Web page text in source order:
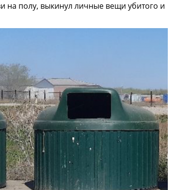
на полу, выкинул личные вещи убитого и